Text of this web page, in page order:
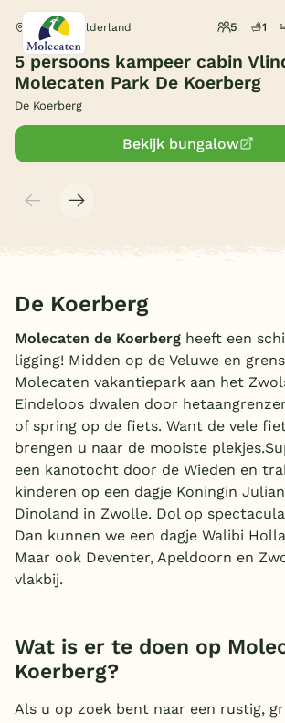
Heerde, Gelderland 5 1
5 persoons kampeer cabin
Molecaten Park De Koerberg
De Koerberg
Bekijk bungalow
De Koerberg
Molecaten de Koerberg heeft een
ligging! Midden op de Veluwe en
Molecaten vakantiepark aan het
Eindeloos dwalen door
of spring op de fiets. Want de vele
brengen u naar de mooiste
een kanotocht door de Wieden en
kinderen op een dagje Koningin
Dinoland in Zwolle. Dol op
Dan kunnen we een dagje Walibi
Maar ook Deventer, Apeldoorn en
vlakbij.
Wat is er te doen op
Koerberg?
Als u op zoek bent naar een rustig,